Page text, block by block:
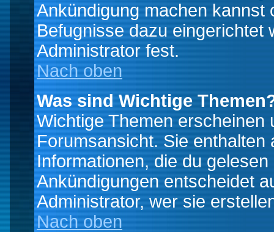
Ankündigung machen kannst
Befugnisse dazu eingerichtet
Administrator fest.
Nach oben
Was sind Wichtige
Wichtige Themen erscheinen
Forumsansicht. Sie
Informationen, die du
Ankündigungen entscheidet
Administrator, wer sie
Nach oben